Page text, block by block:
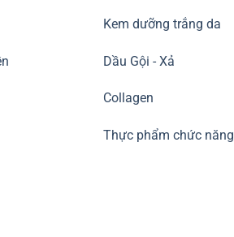
Kem dưỡng trắng da
Dầu Gội - Xả
Collagen
Thực phẩm chức năng